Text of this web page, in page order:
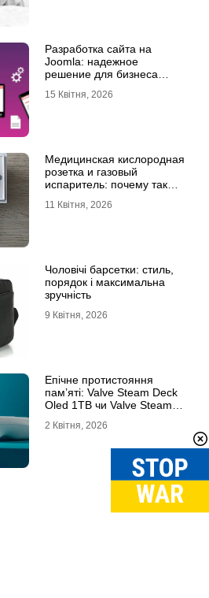
Разработка сайта на
Joomla: надежное
решение для бизнеса
15 Квітня, 2026
Медицинская кислородная
розетка и газовый
испаритель: почему так
качественное
11 Квітня, 2026
Чоловічі барсетки: стиль,
порядок і максимальна
зручність
9 Квітня, 2026
Епічне протистояння
пам’яті: Valve Steam Deck
Oled 1TB чи Valve Steam
2 Квітня, 2026